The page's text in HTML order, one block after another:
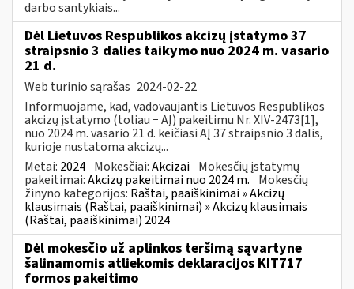
darbo santykiais...
Dėl Lietuvos Respublikos akcizų įstatymo 37
straipsnio 3 dalies taikymo nuo 2024 m. vasario
21 d.
Web turinio sąrašas 2024-02-22
Informuojame, kad, vadovaujantis Lietuvos Respublikos
akcizų įstatymo (toliau − AĮ) pakeitimu Nr. XIV-2473[1],
nuo 2024 m. vasario 21 d. keičiasi AĮ 37 straipsnio 3 dalis,
kurioje nustatoma akcizų...
Metai: 2024 Mokesčiai:Akcizai Mokesčių įstatymų
pakeitimai:Akcizų pakeitimai nuo 2024 m. Mokesčių
žinyno kategorijos: Raštai, paaiškinimai » Akcizų
klausimais (Raštai, paaiškinimai) » Akcizų klausimais
(Raštai, paaiškinimai) 2024
Dėl mokesčio už aplinkos teršimą sąvartyne
šalinamomis atliekomis deklaracijos KIT717
formos pakeitimo